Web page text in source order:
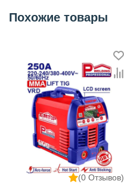
Похожие товары
(0 Отзывов)